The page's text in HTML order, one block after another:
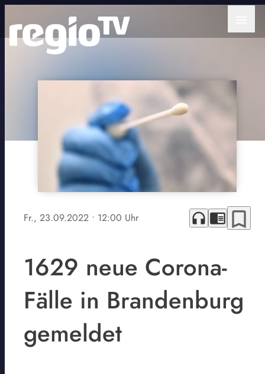
Fr., 23.09.2022 • 12:00 Uhr headphones chrome_reader_mode bookmark_border
1629 neue Corona-
Fälle in Brandenburg
gemeldet